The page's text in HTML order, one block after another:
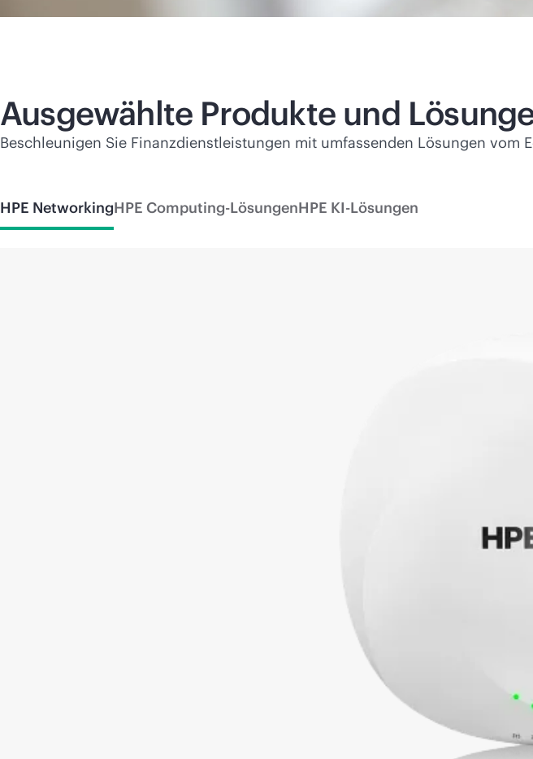
Ausgewählte Produkte und
Beschleunigen Sie Finanzdienstleistungen mit umfassenden Lösungen vom
HPE NetworkingHPE Computing-LösungenHPE KI-Lösungen